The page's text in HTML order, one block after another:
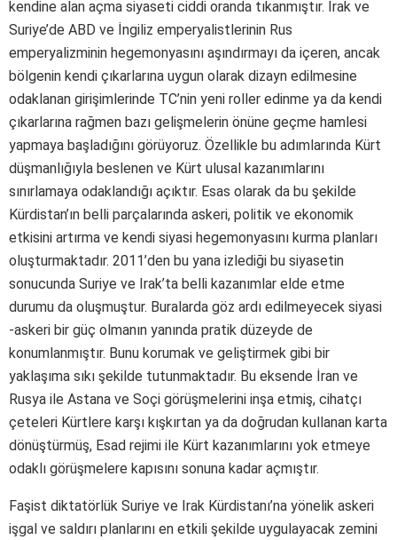
kendine alan açma siyaseti ciddi oranda tıkanmıştır. Irak ve
Suriye’de ABD ve İngiliz emperyalistlerinin Rus
emperyalizminin hegemonyasını aşındırmayı da içeren, ancak
bölgenin kendi çıkarlarına uygun olarak dizayn edilmesine
odaklanan girişimlerinde TC’nin yeni roller edinme ya da kendi
çıkarlarına rağmen bazı gelişmelerin önüne geçme hamlesi
yapmaya başladığını görüyoruz. Özellikle bu adımlarında Kürt
düşmanlığıyla beslenen ve Kürt ulusal kazanımlarını
sınırlamaya odaklandığı açıktır. Esas olarak da bu şekilde
Kürdistan’ın belli parçalarında askeri, politik ve ekonomik
etkisini artırma ve kendi siyasi hegemonyasını kurma planları
oluşturmaktadır. 2011’den bu yana izlediği bu siyasetin
sonucunda Suriye ve Irak’ta belli kazanımlar elde etme
durumu da oluşmuştur. Buralarda göz ardı edilmeyecek siyasi
-askeri bir güç olmanın yanında pratik düzeyde de
konumlanmıştır. Bunu korumak ve geliştirmek gibi bir
yaklaşıma sıkı şekilde tutunmaktadır. Bu eksende İran ve
Rusya ile Astana ve Soçi görüşmelerini inşa etmiş, cihatçı
çeteleri Kürtlere karşı kışkırtan ya da doğrudan kullanan karta
dönüştürmüş, Esad rejimi ile Kürt kazanımlarını yok etmeye
odaklı görüşmelere kapısını sonuna kadar açmıştır.
Faşist diktatörlük Suriye ve Irak Kürdistanı’na yönelik askeri
işgal ve saldırı planlarını en etkili şekilde uygulayacak zemini